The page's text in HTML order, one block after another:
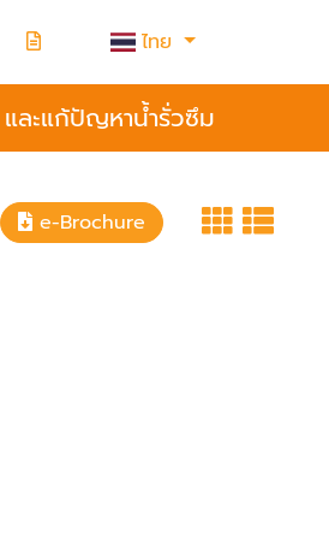
ไทย
ละแก้ปัญหาน้ำรั่วซึม
e-Brochure